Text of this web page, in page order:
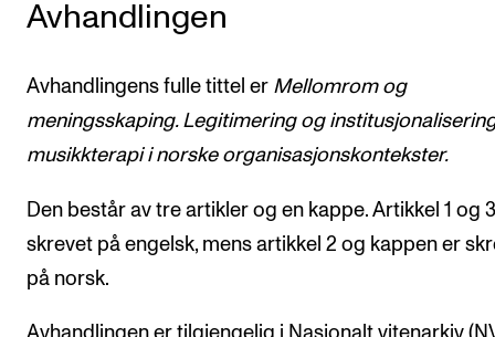
Avhandlingen
Avhandlingens fulle tittel er Mellomrom og
meningsskaping. Legitimering og
musikkterapi i norske organisasjonskontekster.
Den består av tre artikler og en kappe. Artikkel 1 og
skrevet på engelsk, mens artikkel 2 og kappen er
på norsk.